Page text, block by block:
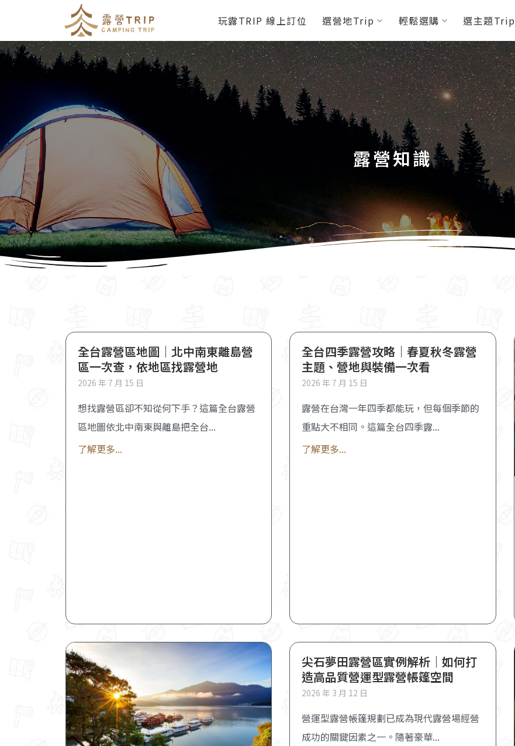
玩露TRIP 線上訂位 選營地Trip 輕鬆選購 選主題Trip
露營知識
全台露營區地圖｜北中南東離島營
區一次查，依地區找露營地
2026 年 7 月 15 日
想找露營區卻不知從何下手？這篇全台露營
區地圖依北中南東與離島把全台
了解更多...
全台四季露營攻略｜春夏秋冬露營
主題、營地與裝備一次看
2026 年 7 月 15 日
露營在台灣一年四季都能玩，但每個季節的
重點大不相同。這篇全台四季露
了解更多...
尖石夢田露營區實例解析｜如何打
造高品質營運型露營帳篷空間
2026 年 3 月 12 日
營運型露營帳篷規劃已成為現代露營場經營
成功的關鍵因素之一。隨著豪華